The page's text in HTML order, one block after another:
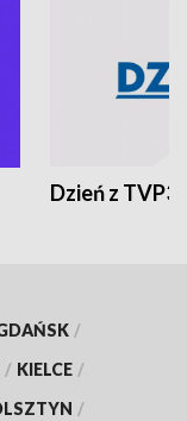
Dzień z TVP3
/
/ KIELCE /
/